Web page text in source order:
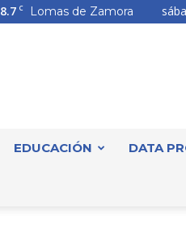
8.7 C Lomas de Zamora
EDUCACIÓN DATA